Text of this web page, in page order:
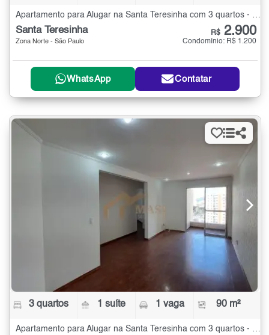
Apartamento para Alugar na Santa Teresinha com 3 quartos - 90 m²
Santa Teresinha
Zona Norte - São Paulo
R$ 2.900
Condomínio: R$ 1.200
WhatsApp Contatar
3 quartos 1 suíte 1 vaga 90 m²
Apartamento para Alugar na Santa Teresinha com 3 quartos - 90 m²